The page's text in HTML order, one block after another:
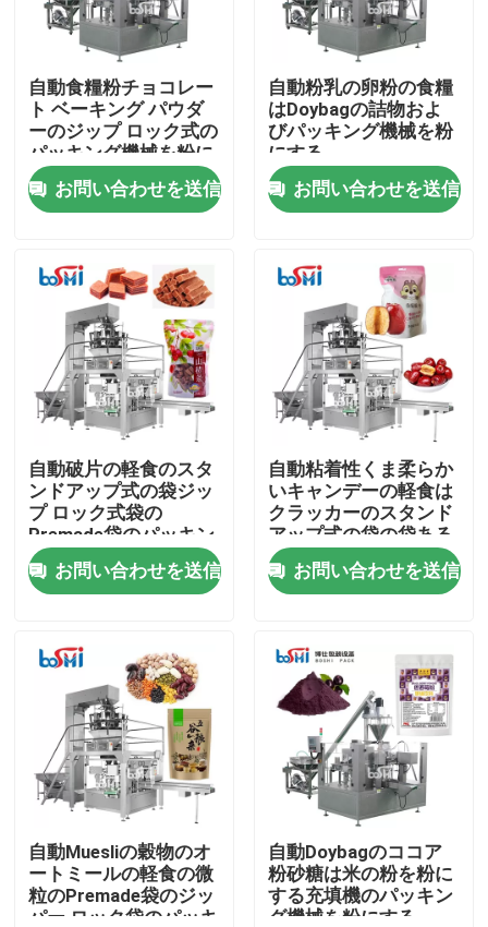
家
製品
私たちに関しては
工場見学
品質管理
引用を要求
粉末包装機
縦のパッキング機械
顆粒包装機
自動食糧粉チョコレー
ト ベーキング パウダ
ーのジップ ロック式の
パッキング機械を粉に
するため
お問い合わせを送信
自動粉乳の卵粉の食糧
はDoybagの詰物およ
びパッキング機械を粉
にする
お問い合わせを送信
自動破片の軽食のスタ
ンドアップ式の袋ジッ
プ ロック式袋の
Premade袋のパッキン
グ機械
お問い合わせを送信
自動粘着性くま柔らか
いキャンデーの軽食は
クラッカーのスタンド
アップ式の袋の袋ある
特定のパッキング機械
を欠くお問い合わせを送信
自動Muesliの穀物のオ
ートミールの軽食の微
粒のPremade袋のジッ
パー ロック袋のパッキ
自動Doybagのココア
粉砂糖は米の粉を粉に
する充填機のパッキン
グ機械を粉にする